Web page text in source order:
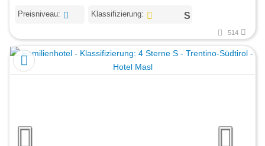
Preisniveau: Klassifizierung:
514